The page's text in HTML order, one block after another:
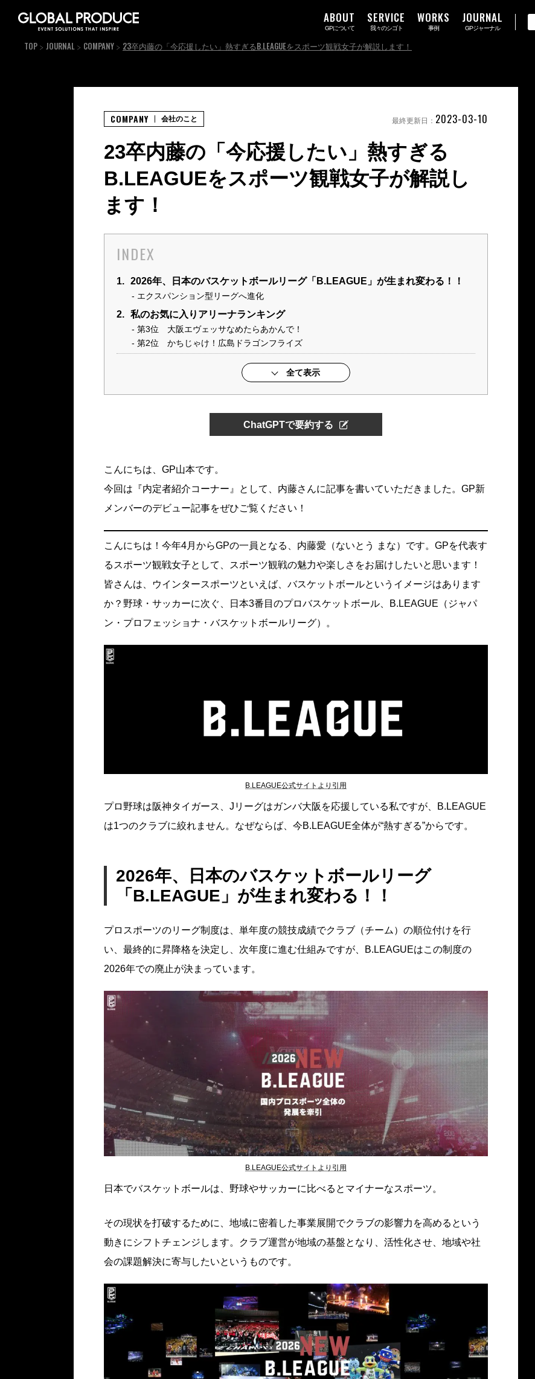
ABOUT
GPについて
SERVICE
我々のシゴト
WORKS
事例
JOURNAL
GPジャーナル
TOP JOURNAL COMPANY 23卒内藤の「今応援したい」熱すぎるB.LEAGUEをスポーツ観戦女子が解説します！
23卒内藤の「今応援したい」熱すぎる
B.LEAGUEをスポーツ観戦女子が解説し
ます！
INDEX
1. 2026年、日本のバスケットボールリーグ「B.LEAGUE」が生まれ変わる！！
エクスパンション型リーグへ進化
2. 私のお気に入りアリーナランキング
第3位 大阪エヴェッサなめたらあかんで！
第2位 かちじゃけ！広島ドラゴンフライズ
全て表示
ChatGPTで要約する
こんにちは、GP山本です。
今回は『内定者紹介コーナー』として、内藤さんに記事を書いていただきました。GP新
メンバーのデビュー記事をぜひご覧ください！
こんにちは！今年4月からGPの一員となる、内藤愛（ないとう まな）です。GPを代表す
るスポーツ観戦女子として、スポーツ観戦の魅力や楽しさをお届けしたいと思います！
皆さんは、ウインタースポーツといえば、バスケットボールというイメージはあります
か？野球・サッカーに次ぐ、日本3番目のプロバスケットボール、B.LEAGUE（ジャパ
ン・プロフェッショナ・バスケットボールリーグ）。
B.LEAGUE公式サイトより引用
プロ野球は阪神タイガース、Jリーグはガンバ大阪を応援している私ですが、B.LEAGUE
は1つのクラブに絞れません。なぜならば、今B.LEAGUE全体が“熱すぎる”からです。
2026年、日本のバスケットボールリーグ
「B.LEAGUE」が生まれ変わる！！
プロスポーツのリーグ制度は、単年度の競技成績でクラブ（チーム）の順位付けを行
い、最終的に昇降格を決定し、次年度に進む仕組みですが、B.LEAGUEはこの制度の
2026年での廃止が決まっています。
B.LEAGUE公式サイトより引用
日本でバスケットボールは、野球やサッカーに比べるとマイナーなスポーツ。
その現状を打破するために、地域に密着した事業展開でクラブの影響力を高めるという
動きにシフトチェンジします。クラブ運営が地域の基盤となり、活性化させ、地域や社
会の課題解決に寄与したいというものです。
COMPANY 会社のこと 最終更新日： 2023-03-10